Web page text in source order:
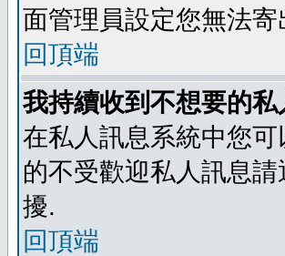
面管理員設定您無法
回頂端
我持續收到不想要的私
在私人訊息系統中您
的不受歡迎私人訊息
擾.
回頂端